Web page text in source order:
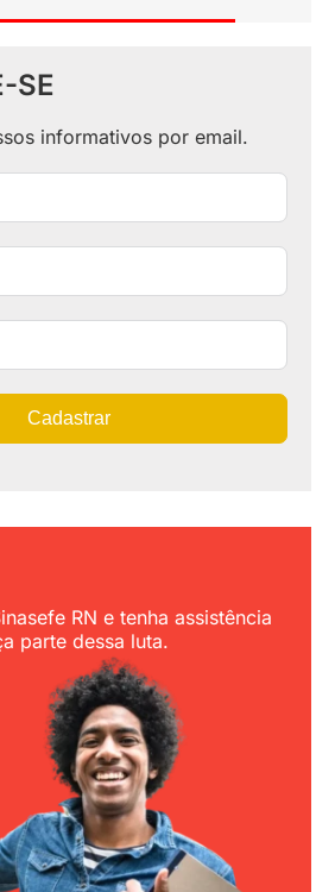
SE
informativos por email.
Cadastrar
RN e tenha assistência
parte dessa luta.